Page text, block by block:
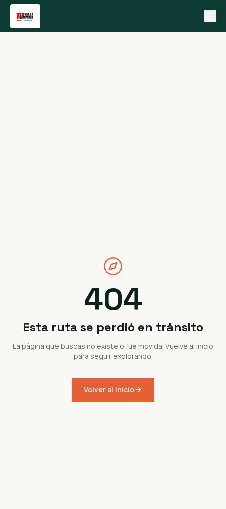
404
Esta ruta se perdió en tránsito
La página que buscas no existe o fue movida. Vuelve al inicio
para seguir explorando.
Volver al inicio